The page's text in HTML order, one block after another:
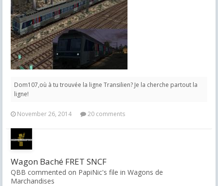
Dom107,où à tu trouvée la ligne Transilien? Je la cherche partout la
ligne!
November 26, 2014 20 comments
Wagon Baché FRET SNCF
QBB commented on PapiNic's file in Wagons de
Marchandises